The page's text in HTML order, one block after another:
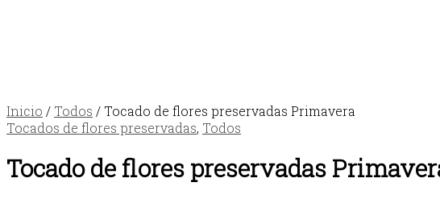
Inicio / Todos / Tocado de flores preservadas Primavera
Tocados de flores preservadas, Todos
Tocado de flores preservadas